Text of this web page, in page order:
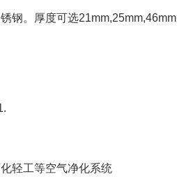
钢。厚度可选21mm,25mm,46mm
轻工等空气净化系统